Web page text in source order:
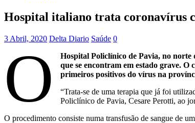
Hospital italiano trata coronavírus
3 Abril, 2020 Delta Diario Saúde 0
O
Hospital Policlínico de Pavia, no
que se encontram em estado grave.
primeiros positivos do vírus na
“Trata-se de uma terapia que já foi
Policlínico de Pavia, Cesare Perotti, ao
O procedimento consiste numa transfusão de sangue de